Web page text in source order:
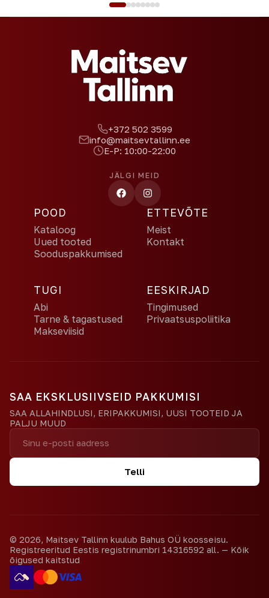
+372 502 3599
info@maitsevtallinn.ee
E-P: 10:00-22:00
JÄLGI MEID
POOD
Kataloog
Uued tooted
Sooduspakkumised
ETTEVÕTE
Meist
Kontakt
TUGI
Abi
Tarne & tagastused
Makseviisid
EESKIRJAD
Tingimused
Privaatsuspoliitika
SAA EKSKLUSIIVSEID PAKKUMISI
SAA ALLAHINDLUSI, ERIPAKKUMISI, UUSI TOOTEID JA
PALJU MUUD
Telli
© 2026, Maitsev Tallinn kuulub Bahus OÜ koosseisu.
Registreeritud Eestis registrinumbri 14316592 all. — Kõik
õigused kaitstud